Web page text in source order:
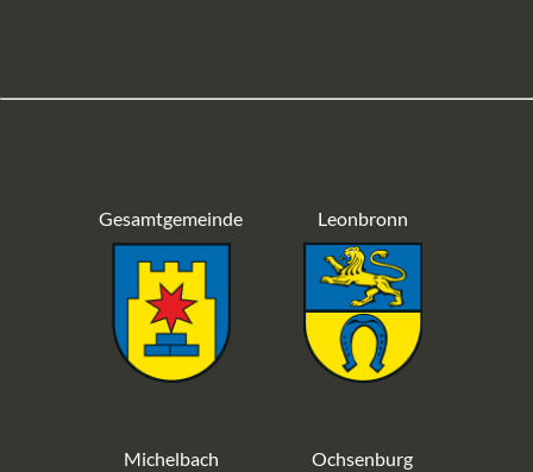
Gesamtgemeinde Leonbronn
Michelbach Ochsenburg